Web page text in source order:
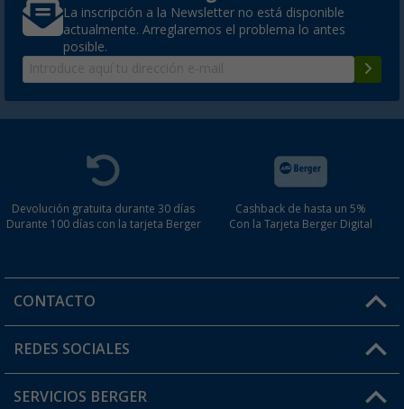
La inscripción a la Newsletter no está disponible
actualmente. Arreglaremos el problema lo antes
posible.
Devolución gratuita durante 30 días
Durante 100 días con la tarjeta Berger
Cashback de hasta un 5%
Con la Tarjeta Berger Digital
CONTACTO
Horario de atención al cliente:
¿Tienes alguna duda?
REDES SOCIALES
SERVICIOS BERGER